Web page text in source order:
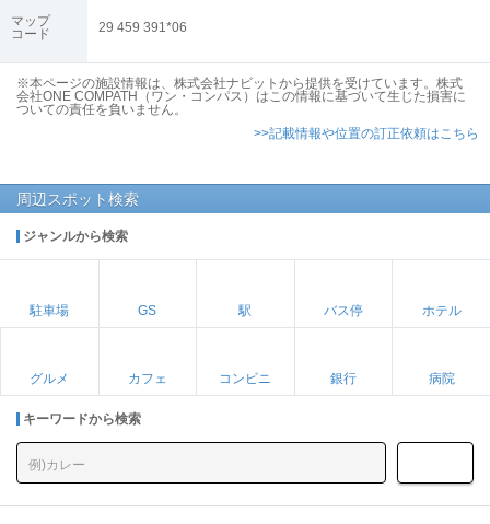
マップ
コード
29 459 391*06
※本ページの施設情報は、株式会社ナビットから提供を受けています。株式
会社ONE COMPATH（ワン・コンパス）はこの情報に基づいて生じた損害に
ついての責任を負いません。
>>記載情報や位置の訂正依頼はこちら
周辺スポット検索
ジャンルから検索
駐車場 GS 駅 バス停 ホテル
グルメ カフェ コンビニ 銀行 病院
キーワードから検索